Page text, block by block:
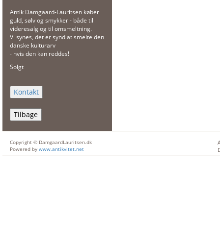
Antik Damgaard-Lauritsen køber
guld, sølv og smykker - både til
videresalg og til omsmeltning.
Vi synes, det er synd at smelte den
danske kulturarv
- hvis den kan reddes!
Solgt
Tilbage
Copyright © DamgaardLauritsen.dk
Powered by www.antikvitet.net